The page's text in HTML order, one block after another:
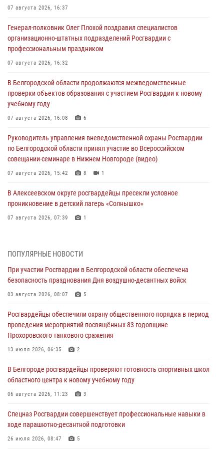
07 августа 2026, 16:37
Генерал-полковник Олег Плохой поздравил специалистов
организационно-штатных подразделений Росгвардии с
профессиональным праздником
07 августа 2026, 16:32
В Белгородской области продолжаются межведомственные
проверки объектов образования с участием Росгвардии к новому
учебному году
07 августа 2026, 16:08 6
Руководитель управления вневедомственной охраны Росгвардии
по Белгородской области принял участие во Всероссийском
совещании-семинаре в Нижнем Новгороде (видео)
07 августа 2026, 15:42 8 1
В Алексеевском округе росгвардейцы пресекли условное
проникновение в детский лагерь «Солнышко»
07 августа 2026, 07:39 1
Подвиги героев‑росгвардейцев увековечили в новой музейной
экспозиции белгородского музея‑диорамы «Курская битва.
06 августа 2026, 12:05 3
В Белгороде росгвардейцы проверяют готовность спортивных школ
областного центра к новому учебному году
Росгвардия обеспечила общественную безопасность празднования
83-й годовщины освобождения г. Белгорода от немецко -
06 августа 2026, 06:54 3
Офицеры Росгвардии и ветераны войск правопорядка почтили
ПОПУЛЯРНЫЕ НОВОСТИ
При участии Росгвардии в Белгородской области обеспечена
безопасность празднования Дня воздушно-десантных войск
03 августа 2026, 08:07 5
Росгвардейцы обеспечили охрану общественного порядка в период
проведения мероприятий посвящённых 83 годовщине
Прохоровского танкового сражения
13 июля 2026, 06:35 2
В Белгороде росгвардейцы проверяют готовность спортивных школ
областного центра к новому учебному году
06 августа 2026, 11:23 3
Спецназ Росгвардии совершенствует профессиональные навыки в
ходе парашютно-десантной подготовки
26 июля 2026, 08:47 5